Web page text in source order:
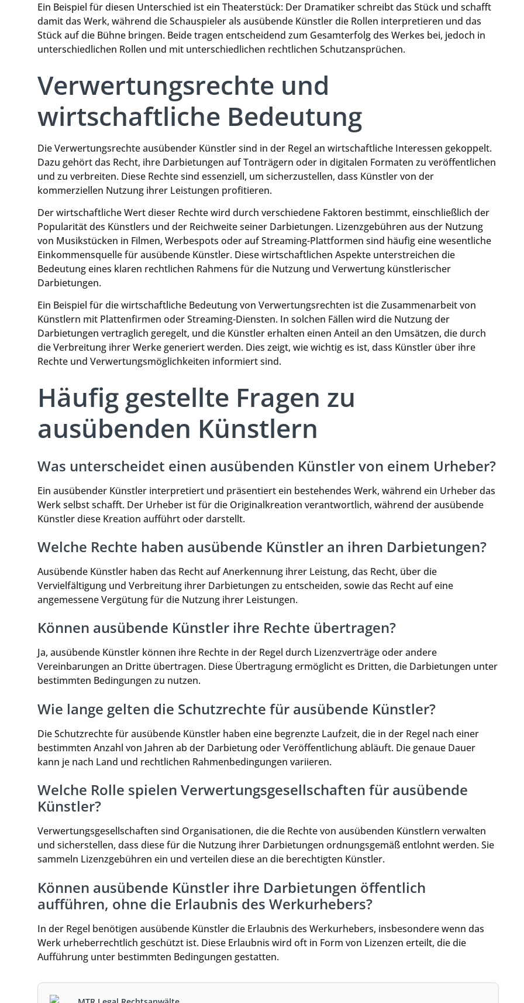
Ein Beispiel für diesen Unterschied ist ein Theaterstück: Der Dramatiker schreibt das Stück und schafft
damit das Werk, während die Schauspieler als ausübende Künstler die Rollen interpretieren und das
Stück auf die Bühne bringen. Beide tragen entscheidend zum Gesamterfolg des Werkes bei, jedoch in
unterschiedlichen Rollen und mit unterschiedlichen rechtlichen Schutzansprüchen.
Verwertungsrechte und
wirtschaftliche Bedeutung
Die Verwertungsrechte ausübender Künstler sind in der Regel an wirtschaftliche Interessen gekoppelt.
Dazu gehört das Recht, ihre Darbietungen auf Tonträgern oder in digitalen Formaten zu veröffentlichen
und zu verbreiten. Diese Rechte sind essenziell, um sicherzustellen, dass Künstler von der
kommerziellen Nutzung ihrer Leistungen profitieren.
Der wirtschaftliche Wert dieser Rechte wird durch verschiedene Faktoren bestimmt, einschließlich der
Popularität des Künstlers und der Reichweite seiner Darbietungen. Lizenzgebühren aus der Nutzung
von Musikstücken in Filmen, Werbespots oder auf Streaming-Plattformen sind häufig eine wesentliche
Einkommensquelle für ausübende Künstler. Diese wirtschaftlichen Aspekte unterstreichen die
Bedeutung eines klaren rechtlichen Rahmens für die Nutzung und Verwertung künstlerischer
Darbietungen.
Ein Beispiel für die wirtschaftliche Bedeutung von Verwertungsrechten ist die Zusammenarbeit von
Künstlern mit Plattenfirmen oder Streaming-Diensten. In solchen Fällen wird die Nutzung der
Darbietungen vertraglich geregelt, und die Künstler erhalten einen Anteil an den Umsätzen, die durch
die Verbreitung ihrer Werke generiert werden. Dies zeigt, wie wichtig es ist, dass Künstler über ihre
Rechte und Verwertungsmöglichkeiten informiert sind.
Häufig gestellte Fragen zu
ausübenden Künstlern
Was unterscheidet einen ausübenden Künstler von einem Urheber?
Ein ausübender Künstler interpretiert und präsentiert ein bestehendes Werk, während ein Urheber das
Werk selbst schafft. Der Urheber ist für die Originalkreation verantwortlich, während der ausübende
Künstler diese Kreation aufführt oder darstellt.
Welche Rechte haben ausübende Künstler an ihren Darbietungen?
Ausübende Künstler haben das Recht auf Anerkennung ihrer Leistung, das Recht, über die
Vervielfältigung und Verbreitung ihrer Darbietungen zu entscheiden, sowie das Recht auf eine
angemessene Vergütung für die Nutzung ihrer Leistungen.
Können ausübende Künstler ihre Rechte übertragen?
Ja, ausübende Künstler können ihre Rechte in der Regel durch Lizenzverträge oder andere
Vereinbarungen an Dritte übertragen. Diese Übertragung ermöglicht es Dritten, die Darbietungen unter
bestimmten Bedingungen zu nutzen.
Wie lange gelten die Schutzrechte für ausübende Künstler?
Die Schutzrechte für ausübende Künstler haben eine begrenzte Laufzeit, die in der Regel nach einer
bestimmten Anzahl von Jahren ab der Darbietung oder Veröffentlichung abläuft. Die genaue Dauer
kann je nach Land und rechtlichen Rahmenbedingungen variieren.
Welche Rolle spielen Verwertungsgesellschaften für ausübende
Künstler?
Verwertungsgesellschaften sind Organisationen, die die Rechte von ausübenden Künstlern verwalten
und sicherstellen, dass diese für die Nutzung ihrer Darbietungen ordnungsgemäß entlohnt werden. Sie
sammeln Lizenzgebühren ein und verteilen diese an die berechtigten Künstler.
Können ausübende Künstler ihre Darbietungen öffentlich
aufführen, ohne die Erlaubnis des Werkurhebers?
In der Regel benötigen ausübende Künstler die Erlaubnis des Werkurhebers, insbesondere wenn das
Werk urheberrechtlich geschützt ist. Diese Erlaubnis wird oft in Form von Lizenzen erteilt, die die
Aufführung unter bestimmten Bedingungen gestatten.